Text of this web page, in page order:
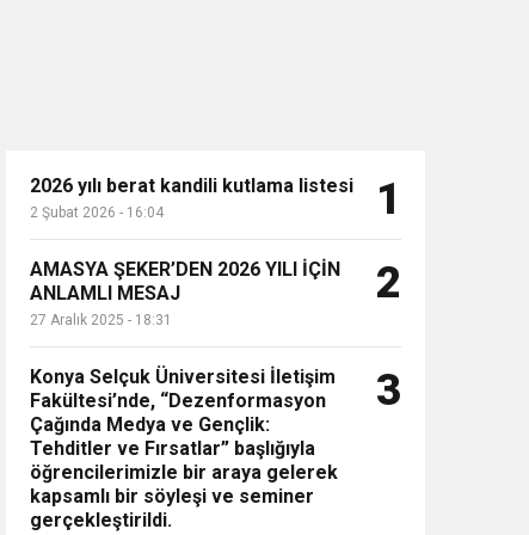
2026 yılı berat kandili kutlama listesi
2 Şubat 2026 - 16:04 1
AMASYA ŞEKER’DEN 2026 YILI İÇİN
ANLAMLI MESAJ
27 Aralık 2025 - 18:31
2
Konya Selçuk Üniversitesi İletişim
Fakültesi’nde, “Dezenformasyon
Çağında Medya ve Gençlik:
Tehditler ve Fırsatlar” başlığıyla
öğrencilerimizle bir araya gelerek
kapsamlı bir söyleşi ve seminer
gerçekleştirildi.
3